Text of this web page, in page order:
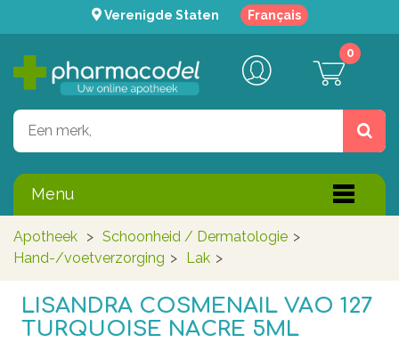
Verenigde Staten Français
0
Menu
Apotheek > Schoonheid / Dermatologie >
Hand-/voetverzorging > Lak >
LISANDRA COSMENAIL VAO 127
TURQUOISE NACRE 5ML